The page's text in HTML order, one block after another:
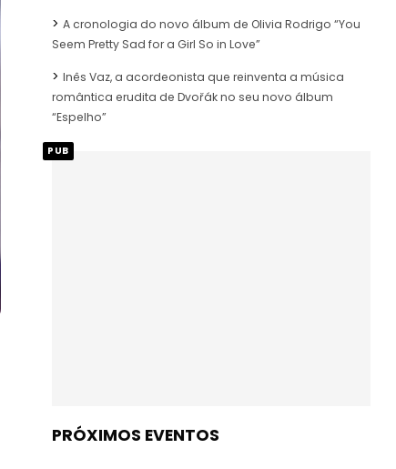
A cronologia do novo álbum de Olivia Rodrigo “You
Seem Pretty Sad for a Girl So in Love”
Inês Vaz, a acordeonista que reinventa a música
romântica erudita de Dvořák no seu novo álbum
“Espelho”
PUB
PRÓXIMOS EVENTOS